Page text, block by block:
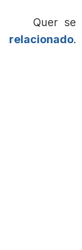
Quer se
relacionado.